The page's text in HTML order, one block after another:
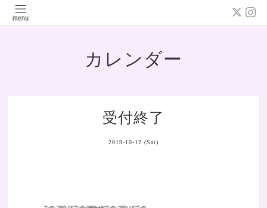
カレンダー
受付終了
2019-10-12 (Sat)